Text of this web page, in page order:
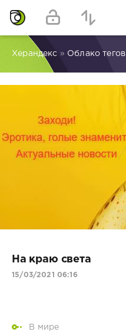
Херандекс » Облако тегов
На краю света
15/03/2021 06:16
В мире